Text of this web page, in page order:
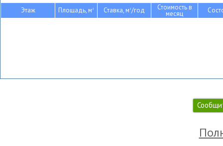
Этаж Площадь, м2 Ставка, м2/год Стоимость в
месяц